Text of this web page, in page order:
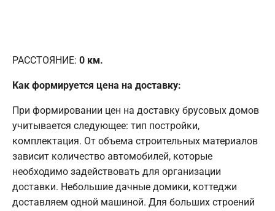
РАССТОЯНИЕ: 0 км.
Как формируется цена на доставку:
При формировании цен на доставку брусовых домов
учитывается следующее: тип постройки,
комплектация. От объема строительных материалов
зависит количество автомобилей, которые
необходимо задействовать для организации
доставки. Небольшие дачные домики, коттеджи
доставляем одной машиной. Для больших строений